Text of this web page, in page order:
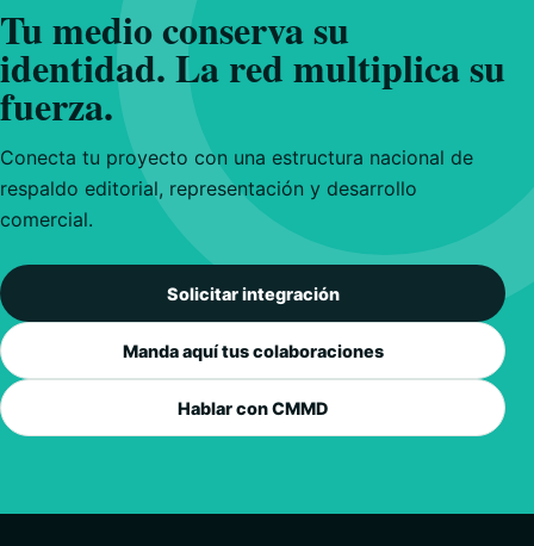
Tu medio conserva su
identidad. La red multiplica su
fuerza.
Conecta tu proyecto con una estructura nacional de
respaldo editorial, representación y desarrollo
comercial.
Solicitar integración
Manda aquí tus colaboraciones
Hablar con CMMD